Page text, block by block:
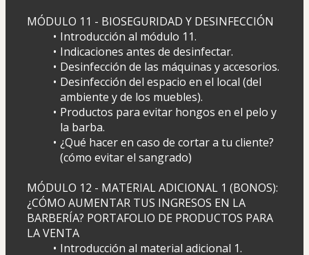
MÓDULO 11 - BIOSEGURIDAD Y DESINFECCIÓN
Introducción al módulo 11.
Indicaciones antes de desinfectar.
Desinfección de las máquinas y accesorios.
Desinfección del espacio en el local (del
ambiente y de los muebles).
Productos para evitar hongos en el pelo y
la barba.
¿Qué hacer en caso de cortar a tu cliente?
(cómo evitar el sangrado)
MÓDULO 12 - MATERIAL ADICIONAL 1 (BONOS):
¿CÓMO AUMENTAR TUS INGRESOS EN LA
BARBERÍA? PORTAFOLIO DE PRODUCTOS PARA
LA VENTA
Introducción al material adicional 1.